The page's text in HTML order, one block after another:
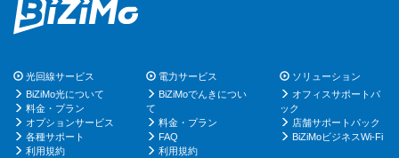
光回線サービス
BiZiMo光について
料金・プラン
オプションサービス
各種サポート
利用規約
電力サービス
BiZiMoでんきについ
て
料金・プラン
FAQ
利用規約
ソリューション
オフィスサポートパ
ック
店舗サポートパック
BiZiMoビジネスWi-Fi